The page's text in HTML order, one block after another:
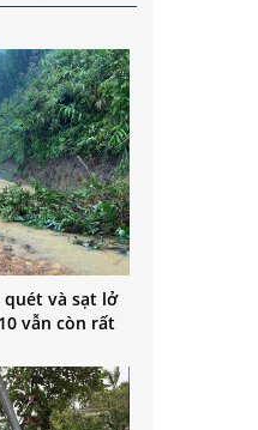
và sạt lở
vẫn còn rất